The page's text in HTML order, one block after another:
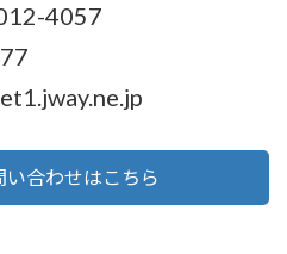
4057
い合わせはこちら